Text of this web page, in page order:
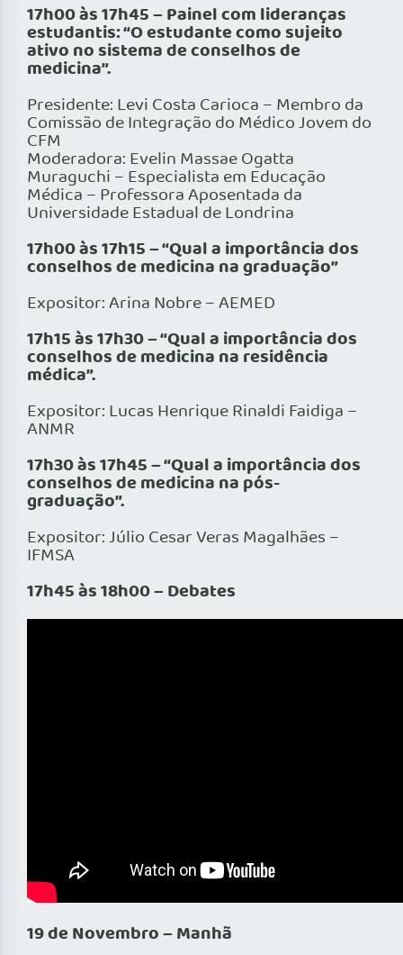
17h00 às 17h45 – Painel com lideranças
estudantis: “O estudante como sujeito
ativo no sistema de conselhos de
medicina”.
Presidente: Levi Costa Carioca – Membro da
Comissão de Integração do Médico Jovem do
CFM
Moderadora: Evelin Massae Ogatta
Muraguchi – Especialista em Educação
Médica – Professora Aposentada da
Universidade Estadual de Londrina
17h00 às 17h15 – “Qual a importância dos
conselhos de medicina na graduação”
Expositor: Arina Nobre – AEMED
17h15 às 17h30 – “Qual a importância dos
conselhos de medicina na residência
médica”.
Expositor: Lucas Henrique Rinaldi Faidiga –
ANMR
17h30 às 17h45 – “Qual a importância dos
conselhos de medicina na pós-
graduação”.
Expositor: Júlio Cesar Veras Magalhães –
IFMSA
17h45 às 18h00 – Debates
19 de Novembro – Manhã